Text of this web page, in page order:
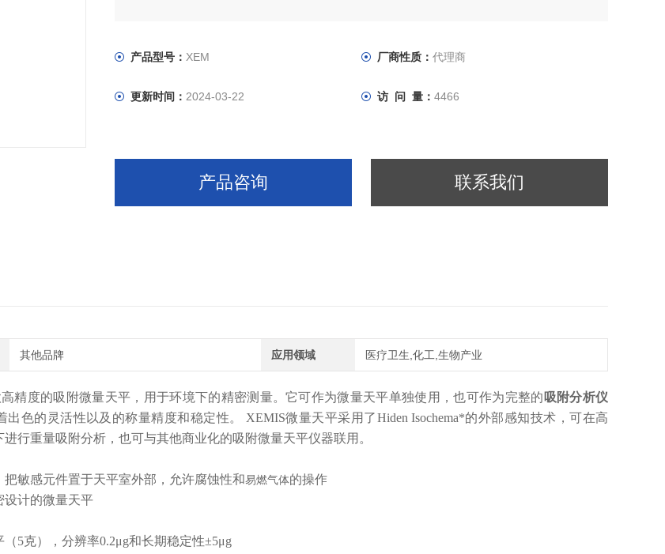
产品型号： XEM 厂商性质： 代理商
更新时间： 2024-03-22 访 问 量： 4466
产品咨询 联系我们
其他品牌 应用领域 医疗卫生,化工,生物产业
精度的吸附微量天平，用于环境下的精密测量。它可作为微量天平单独使用，也可作为完整的 吸附分析仪
出色的灵活性以及的称量精度和稳定性。 XEMIS微量天平采用了Hiden Isochema*的外部感知技术，可在高
行重量吸附分析，也可与其他商业化的吸附微量天平仪器联用。
把敏感元件置于天平室外部，允许腐蚀性和易燃气体的操作
设计的微量天平
5克），分辨率0.2μg和长期稳定性±5μg